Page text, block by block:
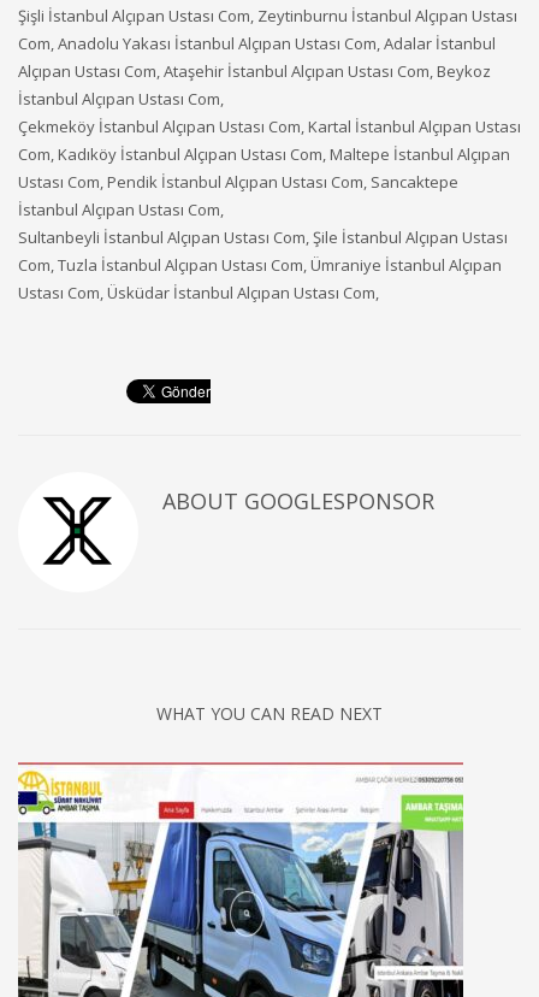
Şişli İstanbul Alçıpan Ustası Com, Zeytinburnu İstanbul Alçıpan Ustası
Com, Anadolu Yakası İstanbul Alçıpan Ustası Com, Adalar İstanbul
Alçıpan Ustası Com, Ataşehir İstanbul Alçıpan Ustası Com, Beykoz
İstanbul Alçıpan Ustası Com,
Çekmeköy İstanbul Alçıpan Ustası Com, Kartal İstanbul Alçıpan Ustası
Com, Kadıköy İstanbul Alçıpan Ustası Com, Maltepe İstanbul Alçıpan
Ustası Com, Pendik İstanbul Alçıpan Ustası Com, Sancaktepe
İstanbul Alçıpan Ustası Com,
Sultanbeyli İstanbul Alçıpan Ustası Com, Şile İstanbul Alçıpan Ustası
Com, Tuzla İstanbul Alçıpan Ustası Com, Ümraniye İstanbul Alçıpan
Ustası Com, Üsküdar İstanbul Alçıpan Ustası Com,
ABOUT GOOGLESPONSOR
WHAT YOU CAN READ NEXT